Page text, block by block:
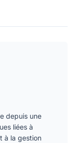
depuis une
liées à
à la gestion